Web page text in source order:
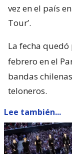
vez en el país
Tour’.
La fecha
febrero en el
bandas chilenas
teloneros.
Lee también...